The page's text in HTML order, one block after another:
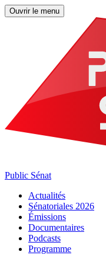
Ouvrir le menu
Public Sénat
Actualités
Sénatoriales 2026
Émissions
Documentaires
Podcasts
Programme